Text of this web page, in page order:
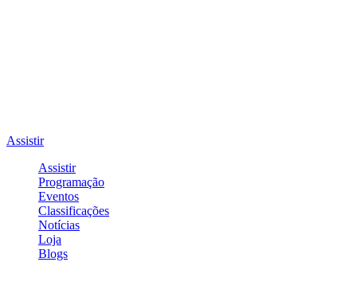
Assistir
Assistir
Programação
Eventos
Classificações
Notícias
Loja
Blogs